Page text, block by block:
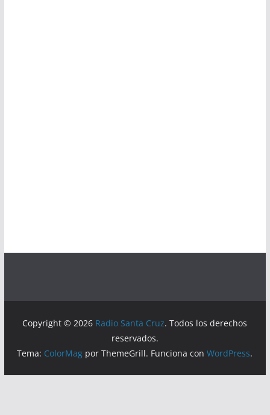
Copyright © 2026 Radio Santa Cruz. Todos los derechos
reservados.
Tema: ColorMag por ThemeGrill. Funciona conWordPress.